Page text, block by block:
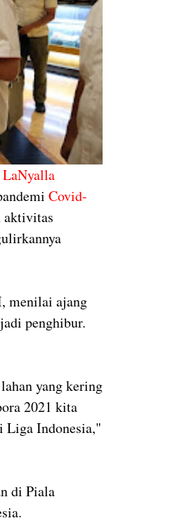
LaNyalla
Covid-
aktivitas
menilai ajang
penghibur.
yang kering
2021 kita
Liga Indonesia,"
di Piala